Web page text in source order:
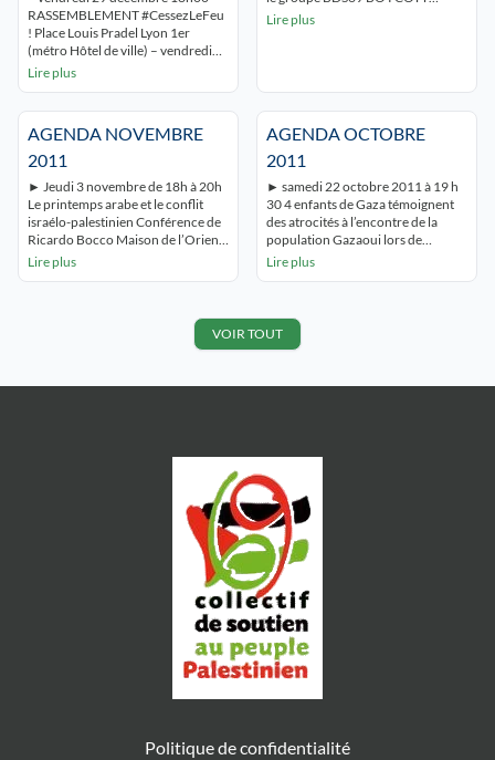
RASSEMBLEMENT #CessezLeFeu
! Place Louis Pradel Lyon 1er
(métro Hôtel de ville) – vendredi
1er décembre à 19h00 Soirée
14h30 MANIFESTATION
UNITAIRE Départ Manufacture
« D » – Samedi 2 […]
Lire plus
SODACLUB ! SODASTREAM ►
CBSP Lyon, […]
Lire plus
AGENDA NOVEMBRE
2011
► Jeudi 3 novembre de 18h à 20h
Le printemps arabe et le conflit
israélo-palestinien Conférence de
Ricardo Bocco Maison de l’Orient
et de la Méditerranée 7, rue Raulin
Orient exposé, diaporama, débat
Lire plus
AGENDA OCTOBRE
2011
► samedi 22 octobre 2011 à 19 h
30 4 enfants de Gaza témoignent
des atrocités à l’encontre de la
population Gazaoui lors de
l’agression de janvier 2009 contre
et Mahmoud, respectivement âgés
de 12, 14 et […]
Lire plus
VOIR TOUT
Politique de confidentialité